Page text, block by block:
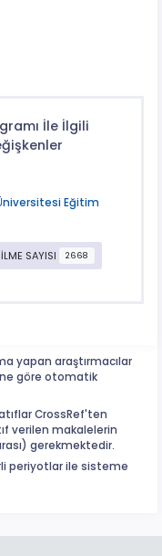
İle İlgili
Eğitim
SAYISI 2668
yapan araştırmacılar
göre otomatik
CrossRef'ten
verilen makalelerin
gerekmektedir.
periyotlar ile sisteme